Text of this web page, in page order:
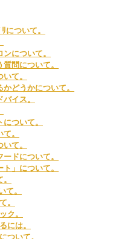
について。
について。
問について。
て。
どうかについて。
イス。
ついて。
。
て。
ドについて。
」について。
。
。
ク。
には。
ついて。